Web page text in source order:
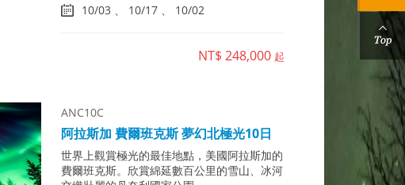
10/03 、 10/17 、 10/02
NT$ 248,000 起
ANC10C
阿拉斯加 費爾班克斯 夢幻北極光10日
世界上觀賞極光的最佳地點，美國阿拉斯加的
費爾班克斯。欣賞綿延數百公里的雪山、冰河